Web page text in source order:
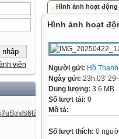
viên
Hình ảnh hoạt
Hình ảnh hoạt
Người gửi: Hồ
Ngày gửi: 23h:03'
Dung lượng: 3.6 MB
Số lượt tải: 0
Mô tả:
Số lượt thích: 0